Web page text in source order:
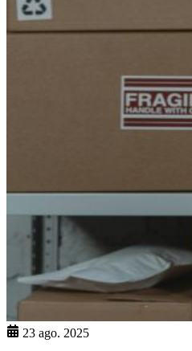
23 ago. 2025